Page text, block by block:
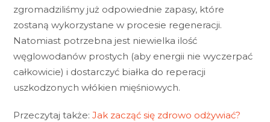
zgromadziliśmy już odpowiednie zapasy, które
zostaną wykorzystane w procesie regeneracji.
Natomiast potrzebna jest niewielka ilość
węglowodanów prostych (aby energii nie wyczerpać
całkowicie) i dostarczyć białka do reperacji
uszkodzonych włókien mięśniowych.
Przeczytaj także:Jak zacząć się zdrowo odżywiać?